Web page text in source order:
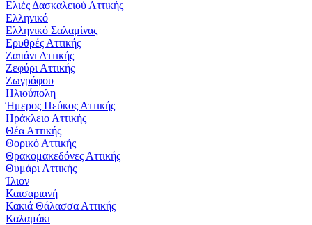
Ελιές Δασκαλειού Αττικής
Ελληνικό
Ελληνικό Σαλαμίνας
Ερυθρές Αττικής
Ζαπάνι Αττικής
Ζεφύρι Αττικής
Ζωγράφου
Ηλιούπολη
Ήμερος Πεύκος Αττικής
Ηράκλειο Αττικής
Θέα Αττικής
Θορικό Αττικής
Θρακομακεδόνες Αττικής
Θυμάρι Αττικής
Ίλιον
Καισαριανή
Κακιά Θάλασσα Αττικής
Καλαμάκι